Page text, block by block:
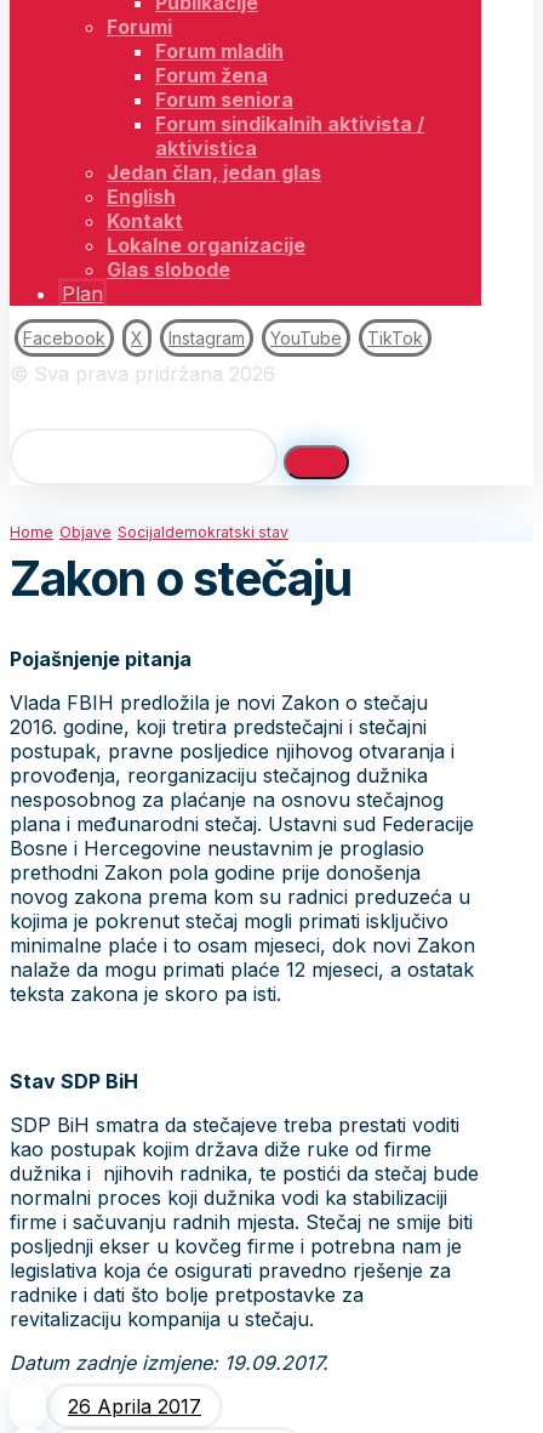
Forumi
Forum mladih
Forum žena
Forum seniora
Forum sindikalnih aktivista /
aktivistica
Jedan član, jedan glas
English
Kontakt
Lokalne organizacije
Glas slobode
Plan
Facebook X Instagram YouTube TikTok
© Sva prava pridržana 2026
Home Objave Socijaldemokratski stav
Zakon o stečaju
Pojašnjenje pitanja
Vlada FBIH predložila je novi Zakon o stečaju
2016. godine, koji tretira predstečajni i stečajni
postupak, pravne posljedice njihovog otvaranja i
provođenja, reorganizaciju stečajnog dužnika
nesposobnog za plaćanje na osnovu stečajnog
plana i međunarodni stečaj. Ustavni sud Federacije
Bosne i Hercegovine neustavnim je proglasio
prethodni Zakon pola godine prije donošenja
novog zakona prema kom su radnici preduzeća u
kojima je pokrenut stečaj mogli primati isključivo
minimalne plaće i to osam mjeseci, dok novi Zakon
nalaže da mogu primati plaće 12 mjeseci, a ostatak
teksta zakona je skoro pa isti.
Stav SDP BiH
SDP BiH smatra da stečajeve treba prestati voditi
kao postupak kojim država diže ruke od firme
dužnika i njihovih radnika, te postići da stečaj bude
normalni proces koji dužnika vodi ka stabilizaciji
firme i sačuvanju radnih mjesta. Stečaj ne smije biti
posljednji ekser u kovčeg firme i potrebna nam je
legislativa koja će osigurati pravedno rješenje za
radnike i dati što bolje pretpostavke za
revitalizaciju kompanija u stečaju.
Datum zadnje izmjene: 19.09.2017.
26 Aprila 2017